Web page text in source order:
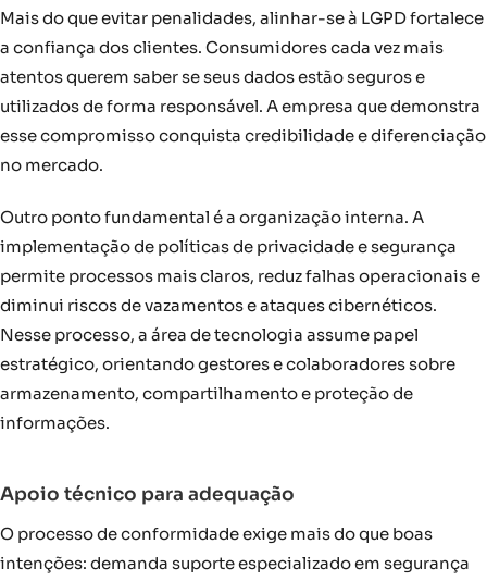
Mais do que evitar penalidades, alinhar-se à LGPD fortalece
a confiança dos clientes. Consumidores cada vez mais
atentos querem saber se seus dados estão seguros e
utilizados de forma responsável. A empresa que demonstra
esse compromisso conquista credibilidade e diferenciação
no mercado.
Outro ponto fundamental é a organização interna. A
implementação de políticas de privacidade e segurança
permite processos mais claros, reduz falhas operacionais e
diminui riscos de vazamentos e ataques cibernéticos.
Nesse processo, a área de tecnologia assume papel
estratégico, orientando gestores e colaboradores sobre
armazenamento, compartilhamento e proteção de
informações.
Apoio técnico para adequação
O processo de conformidade exige mais do que boas
intenções: demanda suporte especializado em segurança